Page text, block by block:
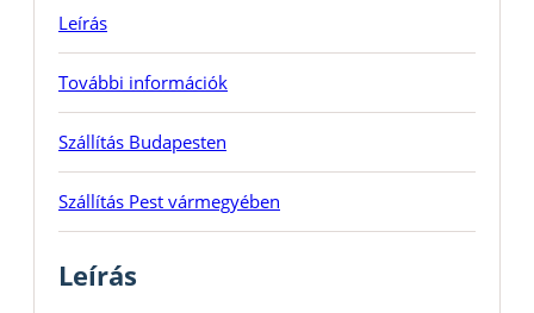
Leírás
További információk
Szállítás Budapesten
Szállítás Pest vármegyében
Leírás